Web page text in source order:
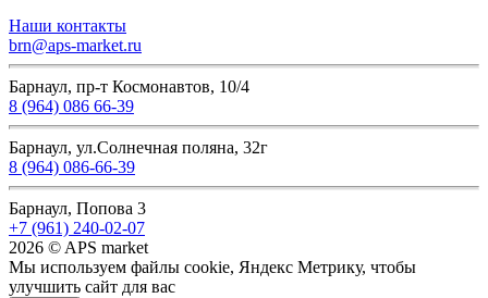
Наши контакты
brn@aps-market.ru
Барнаул, пр-т Космонавтов, 10/4
8 (964) 086 66-39
Барнаул, ул.Солнечная поляна, 32г
8 (964) 086-66-39
Барнаул, Попова 3
+7 (961) 240-02-07
2026 © APS market
Мы используем файлы cookie, Яндекс Метрику, чтобы
улучшить сайт для вас